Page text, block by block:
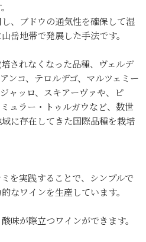
、ブドウの通気性を確保して湿
岳地帯で発展した手法です。
されなくなった品種、ヴェルデ
ンコ、テロルデゴ、マルツェミー
ャッロ、スキアーヴァや、ピ
ュラー・トゥルガウなど、数世
に存在してきた国際品種を栽培
を実践することで、シンプルで
なワインを生産しています。
味が際立つワインができます。